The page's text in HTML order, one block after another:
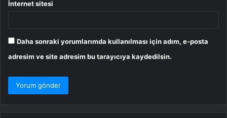
İnternet sitesi
Daha sonraki yorumlarımda kullanılması için adım, e-posta
adresim ve site adresim bu tarayıcıya kaydedilsin.